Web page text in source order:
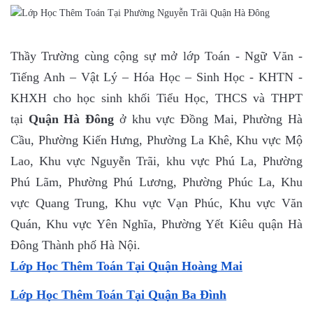
Thầy Trường cùng cộng sự mở lớp Toán - Ngữ Văn -
Tiếng Anh – Vật Lý – Hóa Học – Sinh Học - KHTN -
KHXH cho học sinh khối Tiểu Học, THCS và THPT
tại Quận Hà Đông ở khu vực Đồng Mai, Phường Hà
Cầu, Phường Kiến Hưng, Phường La Khê, Khu vực Mộ
Lao, Khu vực Nguyễn Trãi, khu vực Phú La, Phường
Phú Lãm, Phường Phú Lương, Phường Phúc La, Khu
vực Quang Trung, Khu vực Vạn Phúc, Khu vực Văn
Quán, Khu vực Yên Nghĩa, Phường Yết Kiêu quận Hà
Đông Thành phố Hà Nội.
Lớp Học Thêm Toán Tại Quận Hoàng Mai
Lớp Học Thêm Toán Tại Quận Ba Đình